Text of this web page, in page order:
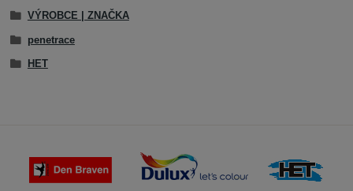
VÝROBCE | ZNAČKA
penetrace
HET